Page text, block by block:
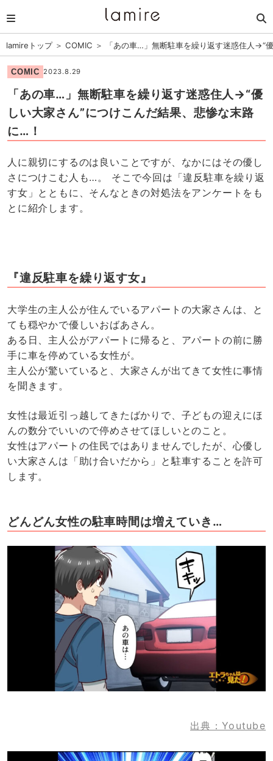
lamireトップ＞ COMIC ＞ 「あの車…」無断駐車を繰り返す迷惑住人→“
COMIC 2023.8.29
「あの車…」無断駐車を繰り返す迷惑住人→“優
しい大家さん”につけこんだ結果、悲惨な末路
に…！
人に親切にするのは良いことですが、なかにはその優し
さにつけこむ人も…。 そこで今回は「違反駐車を繰り返
す女」とともに、そんなときの対処法をアンケートをも
とに紹介します。
『違反駐車を繰り返す女』
大学生の主人公が住んでいるアパートの大家さんは、と
ても穏やかで優しいおばあさん。
ある日、主人公がアパートに帰ると、アパートの前に勝
手に車を停めている女性が。
主人公が驚いていると、大家さんが出てきて女性に事情
を聞きます。
女性は最近引っ越してきたばかりで、子どもの迎えにほ
んの数分でいいので停めさせてほしいとのこと。
女性はアパートの住民ではありませんでしたが、心優し
い大家さんは「助け合いだから」と駐車することを許可
します。
どんどん女性の駐車時間は増えていき…
出典：Youtube